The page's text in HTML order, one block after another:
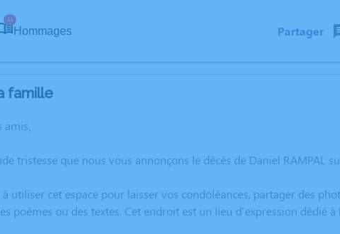
11
Hommages Partager
famille
amis,
tristesse que nous vous annonçons le décès de Daniel RAMPAL
utiliser cet espace pour laisser vos condoléances, partager des
poèmes ou des textes. Cet endroit est un lieu d'expression dédié